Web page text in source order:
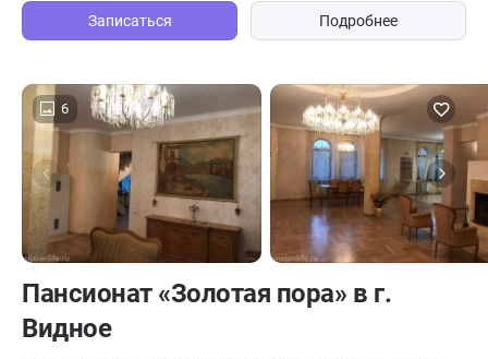
Записаться Подробнее
6
Пансионат «Золотая пора» в г.
Видное